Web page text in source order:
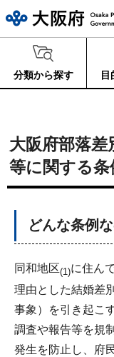
分類から探す 目
大阪府部落差
等に関する条
どんな条例
同和地区(1)に住ん
理由とした結婚差
事象）を引き起こ
調査や報告等を規
発生を防止し、府